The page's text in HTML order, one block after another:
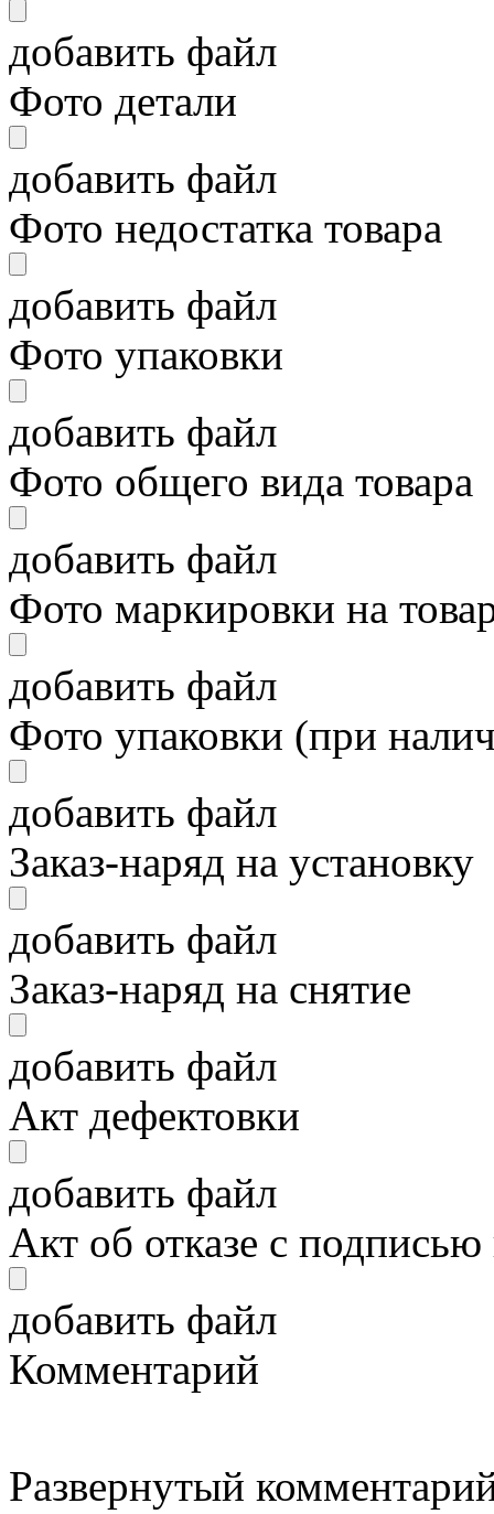
добавить файл
Фото детали
добавить файл
Фото недостатка товара
добавить файл
Фото упаковки
добавить файл
Фото общего вида товара
добавить файл
Фото маркировки на
добавить файл
Фото упаковки (при
добавить файл
Заказ-наряд на установку
добавить файл
Заказ-наряд на снятие
добавить файл
Акт дефектовки
добавить файл
Акт об отказе с
добавить файл
Комментарий
Развернутый